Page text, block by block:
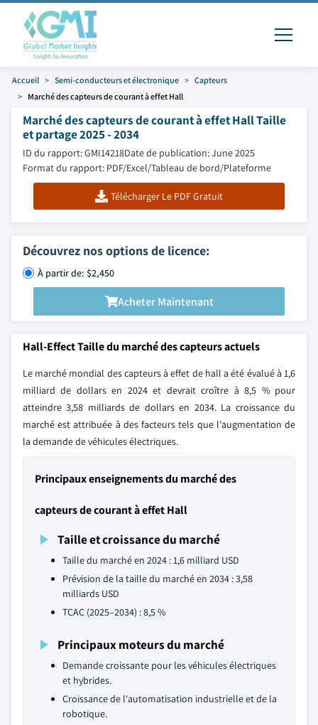
Accueil Semi-conducteurs et électronique
Capteurs
Marché des capteurs de courant à effet Hall
Marché des capteurs de courant à effet Hall Taille
et partage 2025 - 2034
ID du rapport: GMI14218Date de publication: June 2025
Format du rapport: PDF/Excel/Tableau de bord/Plateforme
Télécharger Le PDF Gratuit
Découvrez nos options de licence:
À partir de: $2,450
Acheter Maintenant
Hall-Effect Taille du marché des capteurs actuels
Le marché mondial des capteurs à effet de hall a été évalué à 1,6
milliard de dollars en 2024 et devrait croître à 8,5 % pour
atteindre 3,58 milliards de dollars en 2034. La croissance du
marché est attribuée à des facteurs tels que l'augmentation de
la demande de véhicules électriques.
Principaux enseignements du marché des
capteurs de courant à effet Hall
Taille et croissance du marché
Taille du marché en 2024 : 1,6 milliard USD
Prévision de la taille du marché en 2034 : 3,58
milliards USD
TCAC (2025–2034) : 8,5 %
Principaux moteurs du marché
Demande croissante pour les véhicules électriques
et hybrides.
Croissance de l'automatisation industrielle et de la
robotique.